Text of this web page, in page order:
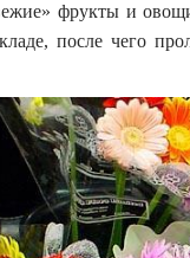
фрукты и
после чего